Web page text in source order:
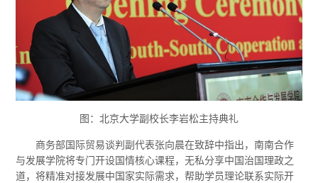
图：北京大学副校长李岩松主持典礼
商务部国际贸易谈判副代表张向晨在致辞中指出，南南合作
与发展学院将专门开设国情核心课程，无私分享中国治国理政之
道，将精准对接发展中国家实际需求，帮助学员理论联系实际开